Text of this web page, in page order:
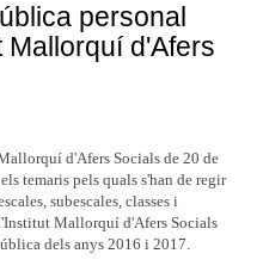
personal
Mallorquí d'Afers
d'Afers Socials de 20 de
temaris pels quals s'han de regir
subescales, classes i
Mallorquí d'Afers Socials
dels anys 2016 i 2017.